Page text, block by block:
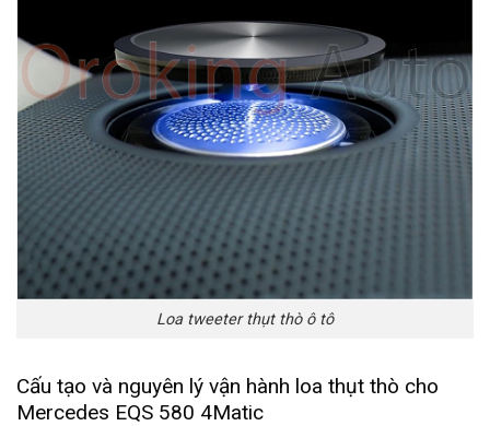
Loa tweeter thụt thò ô tô
Cấu tạo và nguyên lý vận hành loa thụt thò cho
Mercedes EQS 580 4Matic